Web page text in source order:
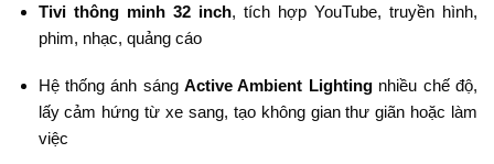
Tivi thông minh 32 inch, tích hợp YouTube, truyền hình,
phim, nhạc, quảng cáo
Hệ thống ánh sángActive Ambient Lightingnhiều chế độ,
lấy cảm hứng từ xe sang, tạo không gian thư giãn hoặc làm
việc